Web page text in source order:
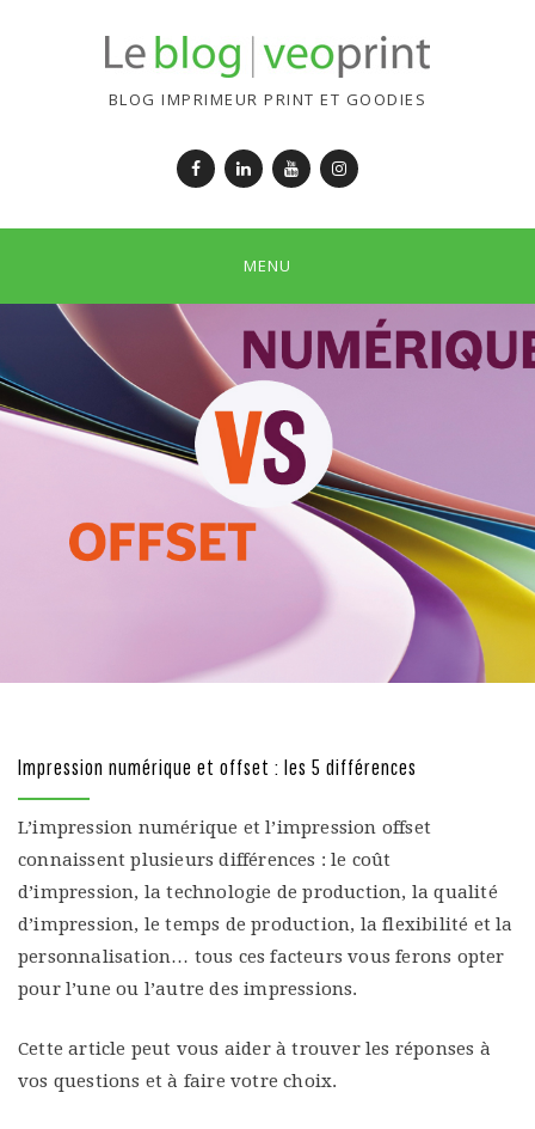
BLOG IMPRIMEUR PRINT ET GOODIES
FacebookLinkedInYouTubeInstagram
MENU
Impression numérique et offset : les 5 différences
L’impression numérique et l’impression offset
connaissent plusieurs différences : le coût
d’impression, la technologie de production, la qualité
d’impression, le temps de production, la flexibilité et la
personnalisation… tous ces facteurs vous ferons opter
pour l’une ou l’autre des impressions.
Cette article peut vous aider à trouver les réponses à
vos questions et à faire votre choix.